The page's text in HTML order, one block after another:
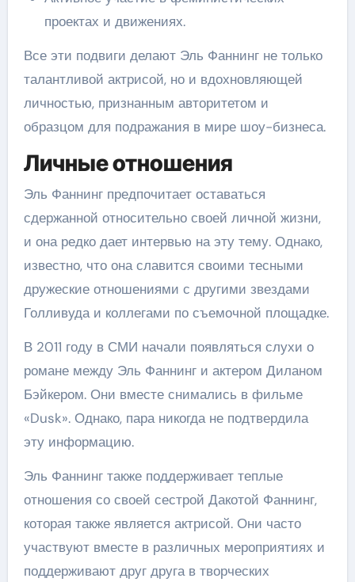
проектах и движениях.
Все эти подвиги делают Эль Фаннинг не только
талантливой актрисой, но и вдохновляющей
личностью, признанным авторитетом и
образцом для подражания в мире шоу-бизнеса.
Личные отношения
Эль Фаннинг предпочитает оставаться
сдержанной относительно своей личной жизни,
и она редко дает интервью на эту тему. Однако,
известно, что она славится своими тесными
дружеские отношениями с другими звездами
Голливуда и коллегами по съемочной площадке.
В 2011 году в СМИ начали появляться слухи о
романе между Эль Фаннинг и актером Диланом
Бэйкером. Они вместе снимались в фильме
«Dusk». Однако, пара никогда не подтвердила
эту информацию.
Эль Фаннинг также поддерживает теплые
отношения со своей сестрой Дакотой Фаннинг,
которая также является актрисой. Они часто
участвуют вместе в различных мероприятиях и
поддерживают друг друга в творческих